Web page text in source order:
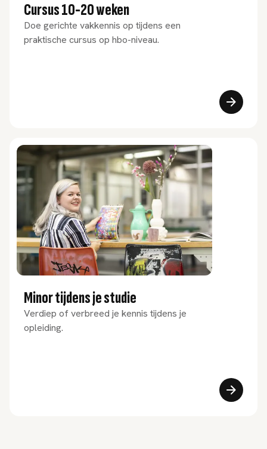
Cursus 10-20 weken
Doe gerichte vakkennis op tijdens een
praktische cursus op hbo-niveau.
Minor tijdens je studie
Verdiep of verbreed je kennis tijdens je
opleiding.